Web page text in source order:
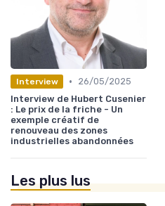
Interview •
26/05/2025
Interview de Hubert Cusenier
: Le prix de la friche - Un
exemple créatif de
renouveau des zones
industrielles abandonnées
Les plus lus